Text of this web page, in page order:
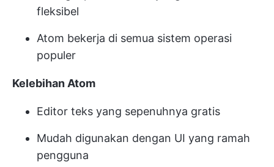
fleksibel
Atom bekerja di semua sistem operasi
populer
Kelebihan Atom
Editor teks yang sepenuhnya gratis
Mudah digunakan dengan UI yang ramah
pengguna